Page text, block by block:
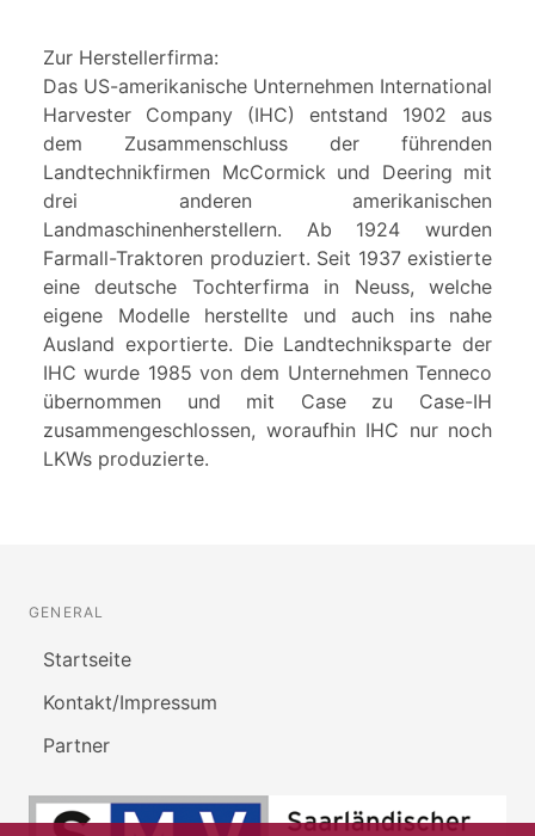
Zur Herstellerfirma:
Das US-amerikanische Unternehmen International
Harvester Company (IHC) entstand 1902 aus
dem Zusammenschluss der führenden
Landtechnikfirmen McCormick und Deering mit
drei anderen amerikanischen
Landmaschinenherstellern. Ab 1924 wurden
Farmall-Traktoren produziert. Seit 1937 existierte
eine deutsche Tochterfirma in Neuss, welche
eigene Modelle herstellte und auch ins nahe
Ausland exportierte. Die Landtechniksparte der
IHC wurde 1985 von dem Unternehmen Tenneco
übernommen und mit Case zu Case-IH
zusammengeschlossen, woraufhin IHC nur noch
LKWs produzierte.
GENERAL
Startseite
Kontakt/Impressum
Partner